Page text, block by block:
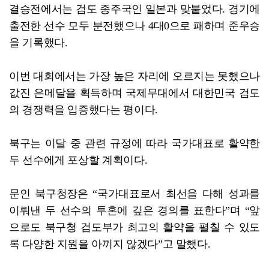
결승전에서는 검도 종주국인 일본과 맞붙었다. 경기에
출전한 선수 모두 분전했으나 4대0으로 패하며 준우승
을 기록했다.
이번 대회에서는 가장 높은 자리에 오르지는 못했으나
값진 은메달을 획득하며 국제무대에서 대한민국 검도
의 경쟁력을 입증했다는 평이다.
북구는 이달 중 관련 규정에 따라 국가대표로 활약한
두 선수에게 포상할 계획이다.
문인 북구청장은 “국가대표로서 최선을 다해 성과를
이뤄낸 두 선수의 투혼에 깊은 경의를 표한다”며 “앞
으로도 북구청 검도부가 최고의 활약을 펼칠 수 있도
록 다양한 지원을 아끼지 않겠다”고 말했다.